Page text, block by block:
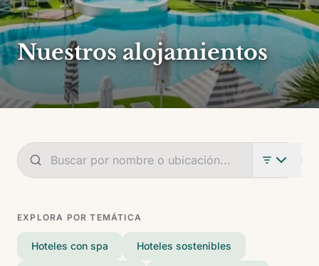
Nuestros alojamientos
EXPLORA POR TEMÁTICA
Hoteles con spa Hoteles sostenibles